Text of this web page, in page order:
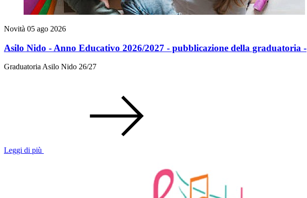
Novità 05 ago 2026
Asilo Nido - Anno Educativo 2026/2027 - pubblicazione della graduatoria -
Graduatoria Asilo Nido 26/27
Leggi di più